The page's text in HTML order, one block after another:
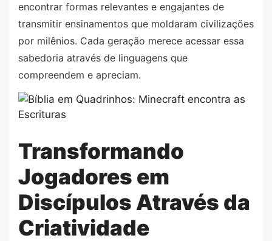
encontrar formas relevantes e engajantes de
transmitir ensinamentos que moldaram civilizações
por milênios. Cada geração merece acessar essa
sabedoria através de linguagens que
compreendem e apreciam.
Transformando
Jogadores em
Discípulos Através da
Criatividade